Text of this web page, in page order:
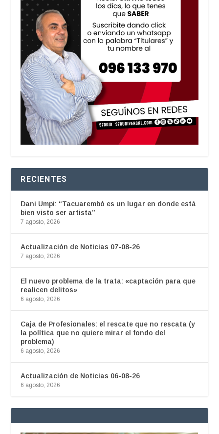
RECIENTES
Dani Umpi: “Tacuarembó es un lugar en donde está
bien visto ser artista”
7 agosto, 2026
Actualización de Noticias 07-08-26
7 agosto, 2026
El nuevo problema de la trata: «captación para que
realicen delitos»
6 agosto, 2026
Caja de Profesionales: el rescate que no rescata (y
la política que no quiere mirar el fondo del
problema)
6 agosto, 2026
Actualización de Noticias 06-08-26
6 agosto, 2026